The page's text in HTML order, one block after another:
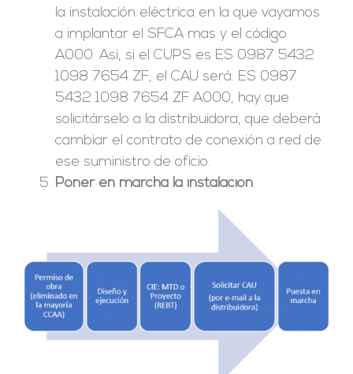
la instalación eléctrica en la que vayamos
a implantar el SFCA mas y el código
A000. Así, si el CUPS es ES 0987 5432
1098 7654 ZF, el CAU será: ES 0987
5432 1098 7654 ZF A000, hay que
solicitárselo a la distribuidora, que deberá
cambiar el contrato de conexión a red de
ese suministro de oficio.
Poner en marcha la instalación.